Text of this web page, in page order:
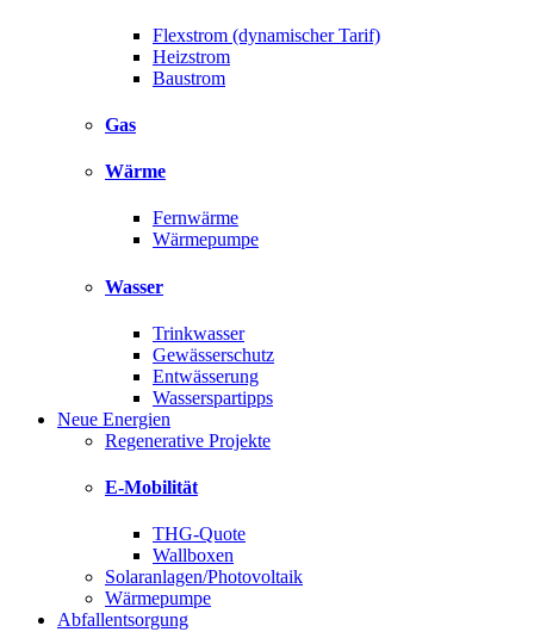
Flexstrom (dynamischer Tarif)
Heizstrom
Baustrom
Gas
Wärme
Fernwärme
Wärmepumpe
Wasser
Trinkwasser
Gewässerschutz
Entwässerung
Wasserspartipps
Neue Energien
Regenerative Projekte
E-Mobilität
THG-Quote
Wallboxen
Solaranlagen/Photovoltaik
Wärmepumpe
Abfallentsorgung